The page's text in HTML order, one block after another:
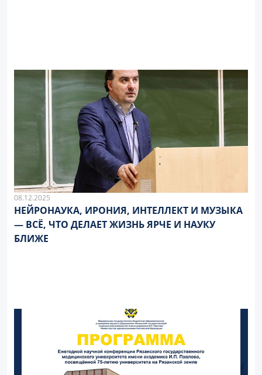
08.12.2025
НЕЙРОНАУКА, ИРОНИЯ, ИНТЕЛЛЕКТ И МУЗЫКА
— ВСЁ, ЧТО ДЕЛАЕТ ЖИЗНЬ ЯРЧЕ И НАУКУ
БЛИЖЕ